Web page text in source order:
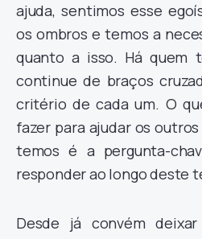
ajuda, sentimos esse
os ombros e temos a
quanto a isso. Há quem
continue de braços
critério de cada um. O
fazer para ajudar os
temos é a pergunta-
responder ao longo deste
Desde já convém